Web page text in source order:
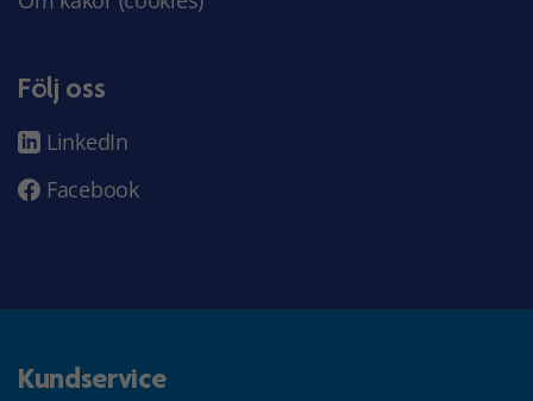
Följ oss
LinkedIn
Facebook
Kundservice